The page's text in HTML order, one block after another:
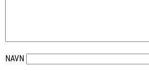
NAVN